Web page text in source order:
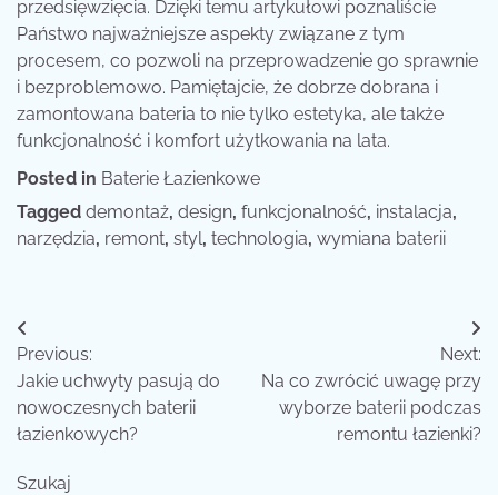
przedsięwzięcia. Dzięki temu artykułowi poznaliście
Państwo najważniejsze aspekty związane z tym
procesem, co pozwoli na przeprowadzenie go sprawnie
i bezproblemowo. Pamiętajcie, że dobrze dobrana i
zamontowana bateria to nie tylko estetyka, ale także
funkcjonalność i komfort użytkowania na lata.
Posted in Baterie Łazienkowe
Tagged demontaż, design, funkcjonalność, instalacja,
narzędzia, remont, styl, technologia, wymiana baterii
Nawigacja
wpisu
Previous:
Jakie uchwyty pasują do
nowoczesnych baterii
łazienkowych?
Next:
Na co zwrócić uwagę przy
wyborze baterii podczas
remontu łazienki?
Szukaj